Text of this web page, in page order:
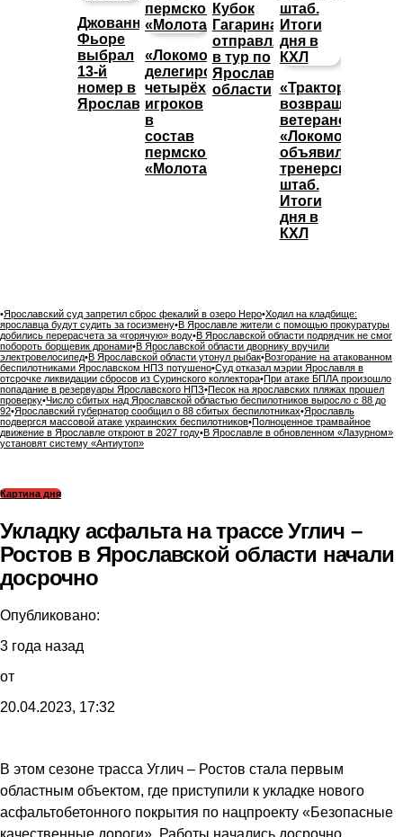
Джованни
Фьоре
выбрал
13-й
номер в
Ярославле
«Локомотив»
делегировал
четырёх
игроков
в
состав
пермского
«Молота»
Кубок
Гагарина
отправляется
в тур по
Ярославской
области «Трактор»
возвращает
ветеранов,
«Локомотив»
объявил
тренерский
штаб.
Итоги
дня в
КХЛ
•Ярославский суд запретил сброс фекалий в озеро Неро•Ходил на кладбище:
ярославца будут судить за госизмену•В Ярославле жители с помощью прокуратуры
добились перерасчета за «горячую» воду•В Ярославской области подрядчик не смог
побороть борщевик дронами•В Ярославской области дворнику вручили
электровелосипед•В Ярославской области утонул рыбак•Возгорание на атакованном
беспилотниками Ярославском НПЗ потушено•Суд отказал мэрии Ярославля в
отсрочке ликвидации сбросов из Суринского коллектора•При атаке БПЛА произошло
попадание в резервуары Ярославского НПЗ•Песок на ярославских пляжах прошел
проверку•Число сбитых над Ярославской областью беспилотников выросло с 88 до
92•Ярославский губернатор сообщил о 88 сбитых беспилотниках•Ярославль
подвергся массовой атаке украинских беспилотников•Полноценное трамвайное
движение в Ярославле откроют в 2027 году•В Ярославле в обновленном «Лазурном»
установят систему «Антиутоп»
Картина дня
Укладку асфальта на трассе Углич –
Ростов в Ярославской области начали
досрочно
Опубликовано:
3 года назад
от
20.04.2023, 17:32
В этом сезоне трасса Углич – Ростов стала первым
областным объектом, где приступили к укладке нового
асфальтобетонного покрытия по нацпроекту «Безопасные
качественные дороги». Работы начались досрочно